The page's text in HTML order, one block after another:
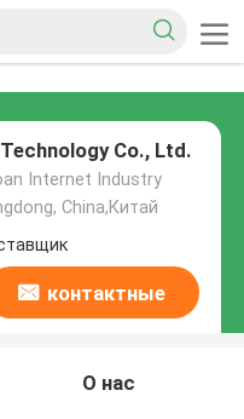
Co., Ltd.
Internet Industry
China,Китай
контактные
О нас